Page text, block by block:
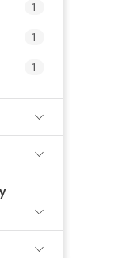
1
1
1